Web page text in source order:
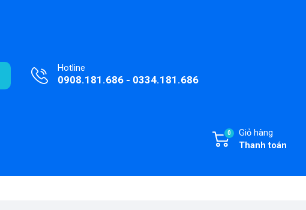
Hotline
0908.181.686 - 0334.181.686
Giỏ hàng
Thanh toán
0